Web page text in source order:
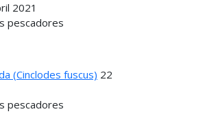
2021
pescadores
(Cinclodes fuscus) 22
pescadores